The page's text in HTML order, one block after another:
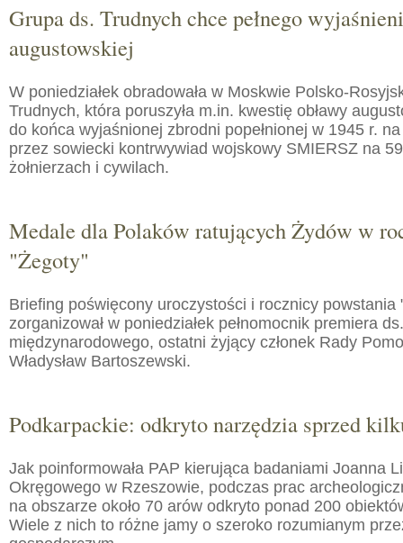
Grupa ds. Trudnych chce pełnego
augustowskiej
W poniedziałek obradowała w Moskwie Polsko-
Trudnych, która poruszyła m.in. kwestię obławy
do końca wyjaśnionej zbrodni popełnionej w 1945 r.
przez sowiecki kontrwywiad wojskowy SMIERSZ na
żołnierzach i cywilach.
Medale dla Polaków ratujących Żydów w
"Żegoty"
Briefing poświęcony uroczystości i rocznicy powstania
zorganizował w poniedziałek pełnomocnik premiera
międzynarodowego, ostatni żyjący członek Rady
Władysław Bartoszewski.
Podkarpackie: odkryto narzędzia sprzed
Jak poinformowała PAP kierująca badaniami Joanna
Okręgowego w Rzeszowie, podczas prac
na obszarze około 70 arów odkryto ponad 200
Wiele z nich to różne jamy o szeroko rozumianym